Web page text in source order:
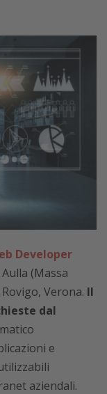
Developer
(Massa
Verona. Il
dal
e
aziendali.